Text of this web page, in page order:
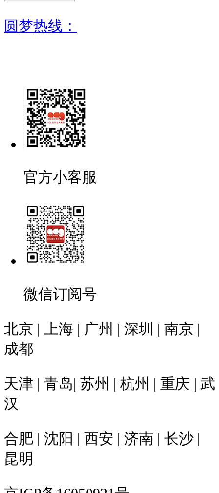
圆梦热线：
官方小客服
微信订阅号
北京 | 上海 | 广州 | 深圳 | 南京 |
成都
天津 | 青岛| 苏州 | 杭州 | 重庆 | 武
汉
合肥 | 沈阳 | 西安 | 济南 | 长沙 |
昆明